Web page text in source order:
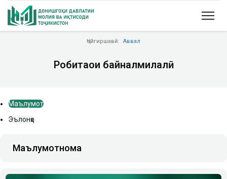
Ҷойгиршавӣ: Аввал
Робитаҳои байналмилалӣ
Маълумот
Эълонҳо
Маълумотнома